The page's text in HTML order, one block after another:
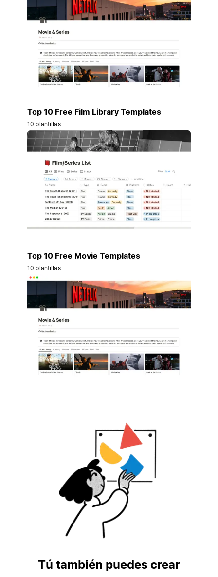
Top 10 Free Film Library Templates
10 plantillas
Top 10 Free Movie Templates
10 plantillas
Tú también puedes crear